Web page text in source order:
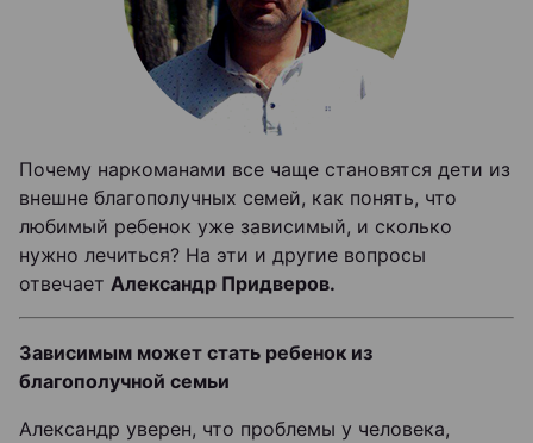
Почему наркоманами все чаще становятся дети из
внешне благополучных семей, как понять, что
любимый ребенок уже зависимый, и сколько
нужно лечиться? На эти и другие вопросы
отвечает Александр Придверов.
Зависимым может стать ребенок из
благополучной семьи
Александр уверен, что проблемы у человека,